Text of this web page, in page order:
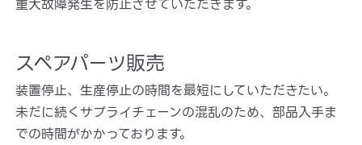
重大故障発生を防止させていただきます。
スペアパーツ販売
装置停止、生産停止の時間を最短にしていただきたい。
未だに続くサプライチェーンの混乱のため、部品入手ま
での時間がかかっております。